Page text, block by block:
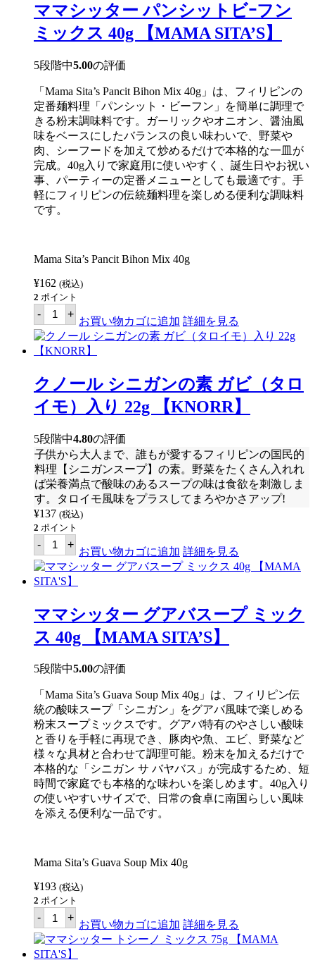
ア
ド
ボ
ミ
ク
ス
【MAMA
SITA'S】
個
ママシッター パンシットビｰフン
ミックス 40g 【MAMA SITA’S】
5段階中5.00の評価
「Mama Sita’s Pancit Bihon Mix 40g」は、フィリピンの
定番麺料理「パンシット・ビーフン」を簡単に調理で
きる粉末調味料です。ガーリックやオニオン、醤油風
味をベースにしたバランスの良い味わいで、野菜や
肉、シーフードを加えて炒めるだけで本格的な一皿が
完成。40g入りで家庭用に使いやすく、誕生日やお祝い
事、パーティーの定番メニューとしても最適です。手
軽にフィリピンの伝統麺料理を楽しめる便利な調味料
です。
Mama Sita’s Pancit Bihon Mix 40g
¥162 (税込)
2 ポイント
- マ
マ
シ
ッ
タ
ン
シ
ッ
ビ
ｰ
フ
ン
ミ
ッ
ク
ス
40g
【MAMA
SITA'S】
個
+
お買い物カゴに追加 詳細を見る
クノール シニガンの素 ガビ（タロ
イモ）入り 22g 【KNORR】
5段階中4.80の評価
子供から大人まで、誰もが愛するフィリピンの国民的
料理【シニガンスープ】の素。野菜をたくさん入れれ
ば栄養満点で酸味のあるスープの味は食欲を刺激しま
す。タロイモ風味をプラスしてまろやかさアップ!
¥137 (税込)
2 ポイント
- ク
ノ
ー
ル
シ
ガ
ン
の
素
ビ
（タ
イ
モ）
入
り
22g
【KNORR】
個
+
お買い物カゴに追加 詳細を見る
ママシッター グアバスープ ミック
ス 40g 【MAMA SITA’S】
5段階中5.00の評価
「Mama Sita’s Guava Soup Mix 40g」は、フィリピン伝
統の酸味スープ「シニガン」をグアバ風味で楽しめる
粉末スープミックスです。グアバ特有のやさしい酸味
と香りを手軽に再現でき、豚肉や魚、エビ、野菜など
様々な具材と合わせて調理可能。粉末を加えるだけで
本格的な「シニガン サ バヤバス」が完成するため、短
時間で家庭でも本格的な味わいを楽しめます。40g入り
の使いやすいサイズで、日常の食卓に南国らしい風味
を添える便利な一品です。
Mama Sita’s Guava Soup Mix 40g
¥193 (税込)
2 ポイント
- マ
マ
シ
ッ
タ
+
お買い物カゴに追加 詳細を見る